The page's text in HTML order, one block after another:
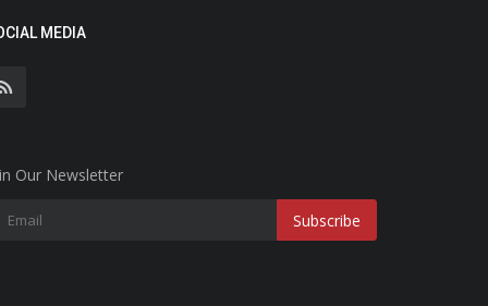
MEDIA
Our Newsletter
Subscribe